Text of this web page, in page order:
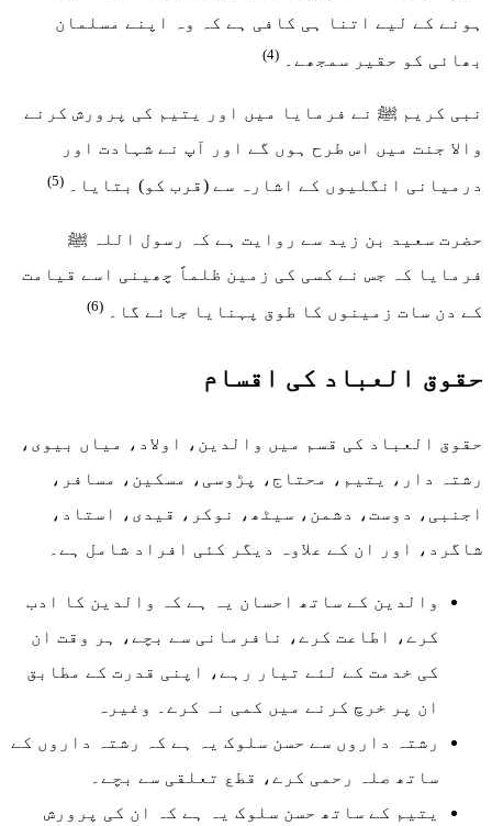
ہونے کے لیے اتنا ہی کافی ہے کہ وہ اپنے مسلمان
بھائی کو حقیر سمجھے۔ (4)
نبی کریم ﷺ نے فرمایا میں اور یتیم کی پرورش کرنے
والا جنت میں اس طرح ہوں گے اور آپ نے شہادت اور
درمیانی انگلیوں کے اشارہ سے (قرب کو) بتایا۔ (5)
حضرت سعید بن زید سے روایت ہے کہ رسول اللہ ﷺ
فرمایا کہ جس نے کسی کی زمین ظلماً چھینی اسے قیامت
کے دن سات زمینوں کا طوق پہنایا جائے گا۔ (6)
حقوق العباد کی اقسام
حقوق العباد کی قسم میں والدین، اولاد، میاں بیوی،
رشتہ دار، یتیم، محتاج، پڑوسی، مسکین، مسافر،
اجنبی، دوست، دشمن، سیٹھ، نوکر، قیدی، استاد،
شاگرد، اور ان کے علاوہ دیگر کئی افراد شامل ہے۔
والدین کے ساتھ احسان یہ ہے کہ والدین کا ادب
کرے، اطاعت کرے، نافرمانی سے بچے، ہر وقت ان
کی خدمت کے لئے تیار رہے، اپنی قدرت کے مطابق
ان پر خرچ کرنے میں کمی نہ کرے۔ وغیرہ
رشتہ داروں سے حسن سلوک یہ ہے کہ رشتہ داروں کے
ساتھ صلہ رحمی کرے، قطع تعلقی سے بچے۔
یتیم کے ساتھ حسن سلوک یہ ہے کہ ان کی پرورش